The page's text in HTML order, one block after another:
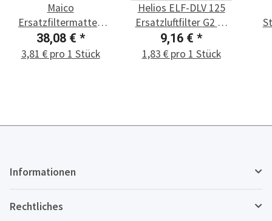
Maico
Ersatzfiltermatten
WSG-EG 320/470, 10
Stück
38,08 € *
3,81 € pro 1 Stück
Helios ELF-DLV 125
Ersatzluftfilter G2 zu
DLV 125 und ZLA 125,
5 Stück
9,16 € *
1,83 € pro 1 Stück
Informationen
Rechtliches